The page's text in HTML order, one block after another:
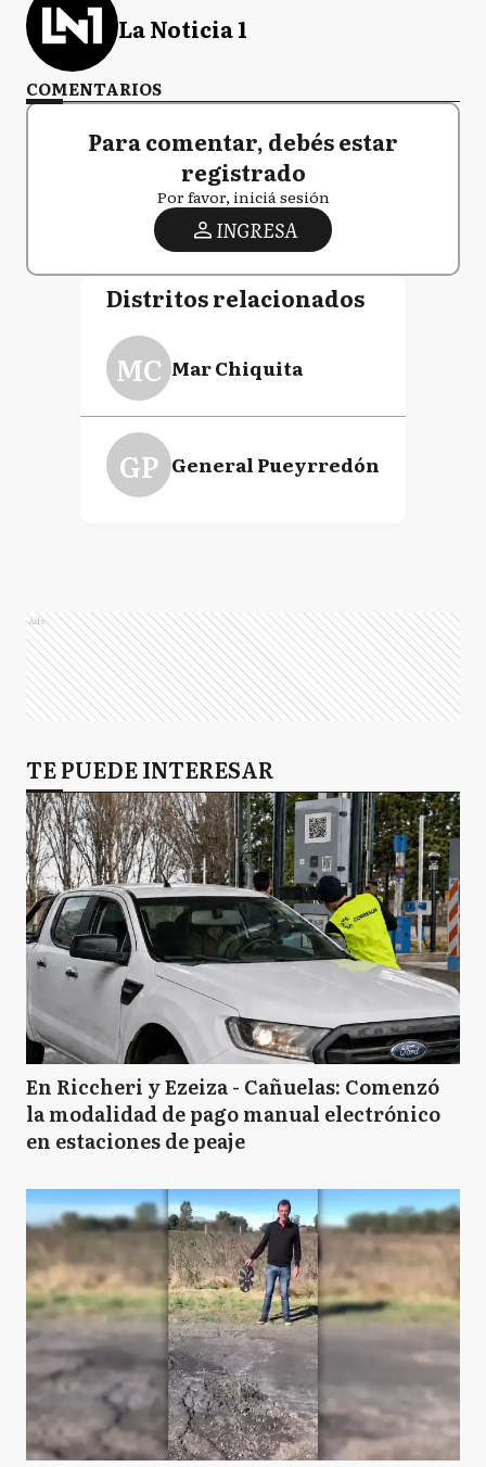
La Noticia 1
COMENTARIOS
Para comentar, debés estar
registrado
Por favor, iniciá sesión
INGRESA
Distritos relacionados
MC Mar Chiquita
GP General Pueyrredón
Ads
TE PUEDE INTERESAR
En Riccheri y Ezeiza - Cañuelas: Comenzó
la modalidad de pago manual electrónico
en estaciones de peaje